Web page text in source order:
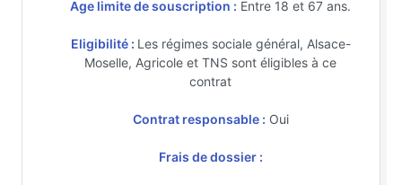
Age limite de souscription : Entre 18 et 67 ans.
Eligibilité : Les régimes sociale général, Alsace-
Moselle, Agricole et TNS sont éligibles à ce
contrat
Contrat responsable : Oui
Frais de dossier :